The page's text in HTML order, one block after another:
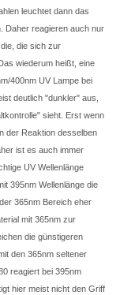
leuchtet dann das
Daher reagieren auch nur
die sich zur
wiederum heißt, eine
400nm UV Lampe bei
deutlich "dunkler" aus,
sieht. Erst wenn
der Reaktion desselben
ist es auch immer
UV Wellenlänge
395nm Wellenlänge die
365nm Bereich eher
mit 365nm zur
die günstigeren
den 365nm seltener
reagiert bei 395nm
hier meist nicht den Griff